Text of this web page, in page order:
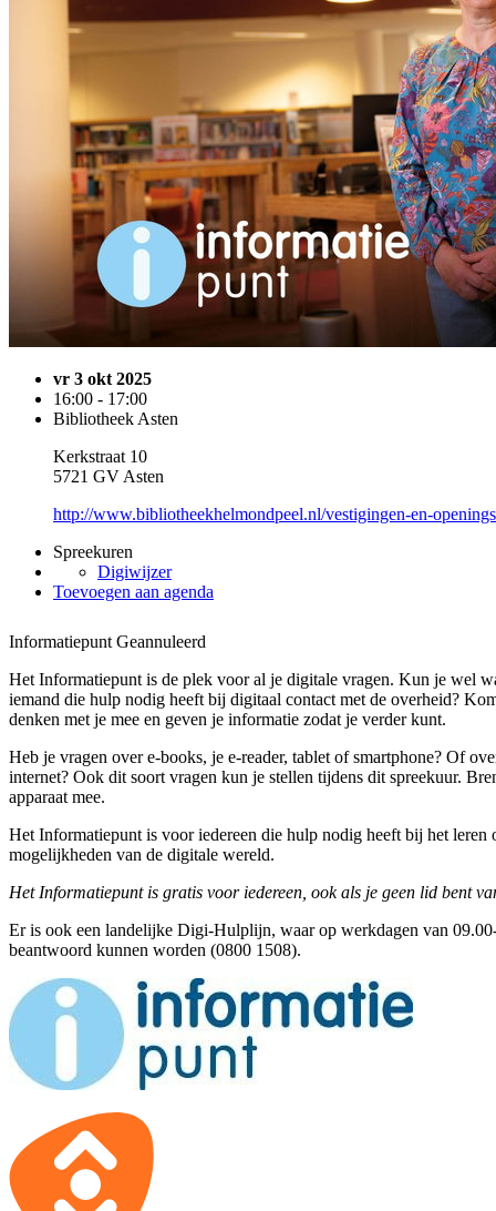
vr 3 okt 2025
16:00 - 17:00
Bibliotheek Asten
Kerkstraat 10
5721 GV Asten
http://www.bibliotheekhelmondpeel.nl/vestigingen-en-
Spreekuren
Digiwijzer
Toevoegen aan agenda
Informatiepunt Geannuleerd
Het Informatiepunt is de plek voor al je digitale vragen. Kun je wel
iemand die hulp nodig heeft bij digitaal contact met de overheid?
denken met je mee en geven je informatie zodat je verder kunt.
Heb je vragen over e-books, je e-reader, tablet of smartphone? Of
internet? Ook dit soort vragen kun je stellen tijdens dit spreekuur.
apparaat mee.
Het Informatiepunt is voor iedereen die hulp nodig heeft bij het leren
mogelijkheden van de digitale wereld.
Het Informatiepunt is gratis voor iedereen, ook als je geen lid bent
Er is ook een landelijke Digi-Hulplijn, waar op werkdagen van
beantwoord kunnen worden (0800 1508).